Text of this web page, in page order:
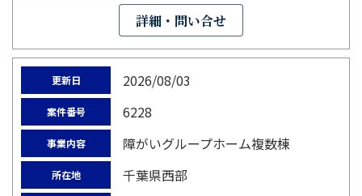
詳細・問い合せ
更新日 2026/08/03
案件番号 6228
事業内容 障がいグループホーム複数棟
所在地 千葉県西部